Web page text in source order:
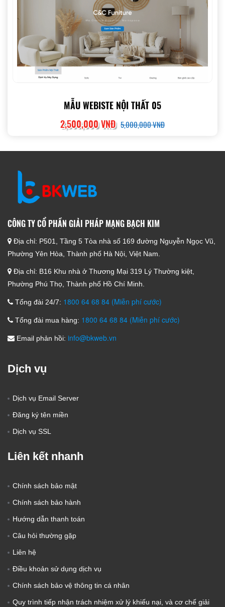
MẪU WEBISTE NỘI THẤT 05
2,500,000 VNĐ 5,000,000 VNĐ
CÔNG TY CỔ PHẦN GIẢI PHÁP MẠNG BẠCH KIM
Địa chỉ: P501, Tầng 5 Tòa nhà số 169 đường Nguyễn Ngọc Vũ,
Phường Yên Hòa, Thành phố Hà Nội, Việt Nam.
Địa chỉ: B16 Khu nhà ở Thương Mại 319 Lý Thường kiệt,
Phường Phú Thọ, Thành phố Hồ Chí Minh.
Tổng đài 24/7: 1800 64 68 84 (Miễn phí cước)
Tổng đài mua hàng: 1800 64 68 84 (Miễn phí cước)
Email phản hồi: info@bkweb.vn
Dịch vụ
Dịch vụ Email Server
Đăng ký tên miền
Dịch vụ SSL
Liên kết nhanh
Chính sách bảo mật
Chính sách bảo hành
Hướng dẫn thanh toán
Câu hỏi thường gặp
Liên hệ
Điều khoản sử dụng dịch vụ
Chính sách bảo vệ thông tin cá nhân
Quy trình tiếp nhận trách nhiệm xử lý khiếu nại, và cơ chế giải